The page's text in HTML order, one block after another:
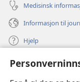
Medisinsk
Informasjon til
Hjelp
Bidrag
(åpner
nytt